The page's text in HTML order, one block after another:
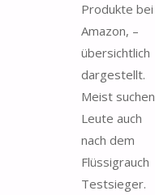
Produkte bei
Amazon, –
übersichtlich
dargestellt.
Meist suchen
Leute auch
nach dem
Flüssigrauch
Testsieger.